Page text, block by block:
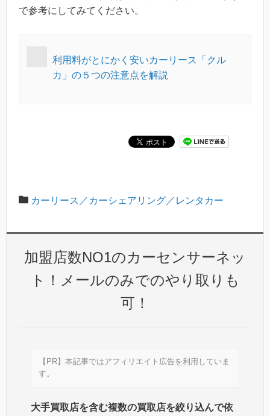
で参考にしてみてください。
利用料がとにかく安いカーリース「クル
カ」の５つの注意点を解説
カーリース／カーシェアリング／レンタカー
加盟店数NO1のカーセンサーネッ
ト！メールのみでのやり取りも
可！
【PR】本記事ではアフィリエイト広告を利用していま
す。
大手買取店を含む複数の買取店を絞り込んで依